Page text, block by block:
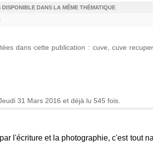
DANS LA MÊME THÉMATIQUE
dans cette publication : cuve cuve
31 Mars 2016 et déjà lu 545 fois.
l'écriture et la photographie, c'est tout